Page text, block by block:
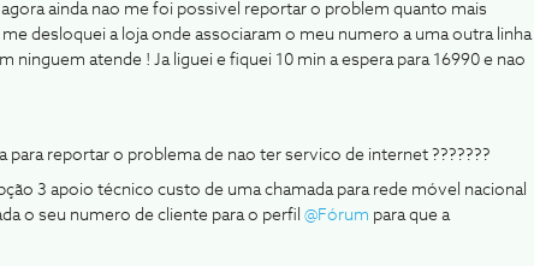
ainda nao me foi possivel reportar o problem quanto mais
desloquei a loja onde associaram o meu numero a uma outra linha
ninguem atende ! Ja liguei e fiquei 10 min a espera para 16990 e nao
para reportar o problema de nao ter servico de internet ???????
3 apoio técnico custo de uma chamada para rede móvel nacional
o seu numero de cliente para o perfil @Fórum para que a